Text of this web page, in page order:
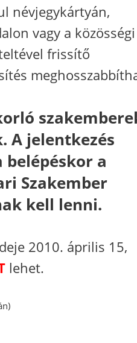
névjegykártyán,
vagy a közösségi
frissítő
A jelentkezés
a
Szakember
kell lenni.
2010. április 15,
lehet.